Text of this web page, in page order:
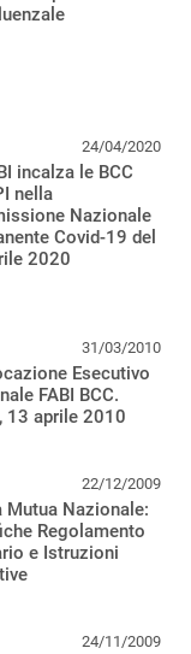
24/04/2020
incalza le BCC
nella
Nazionale
Covid-19 del
2020
31/03/2010
Esecutivo
FABI BCC.
13 aprile 2010
22/12/2009
Mutua Nazionale:
Regolamento
e Istruzioni
24/11/2009